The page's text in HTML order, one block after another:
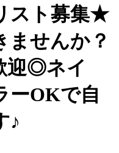
スト募集★
ませんか？
迎◎ネイ
ーOKで自
♪